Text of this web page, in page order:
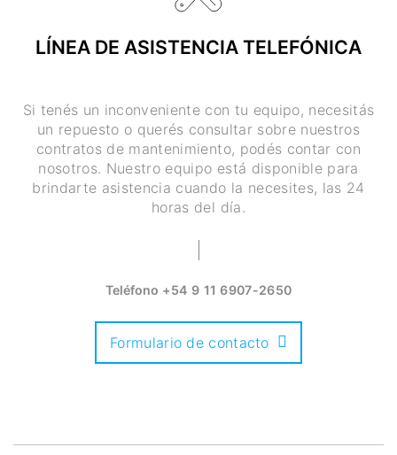
LÍNEA DE ASISTENCIA TELEFÓNICA
Si tenés un inconveniente con tu equipo, necesitás
un repuesto o querés consultar sobre nuestros
contratos de mantenimiento, podés contar con
nosotros. Nuestro equipo está disponible para
brindarte asistencia cuando la necesites, las 24
horas del día.
Teléfono +54 9 11 6907-2650
Formulario de contacto